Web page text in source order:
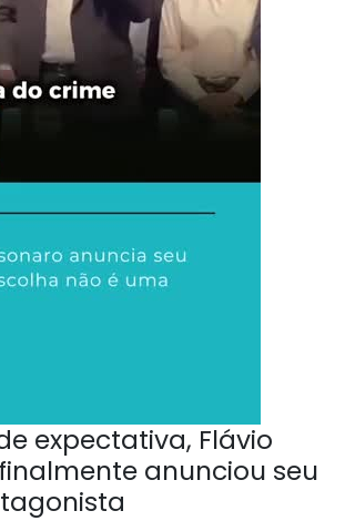
expectativa, Flávio
anunciou seu